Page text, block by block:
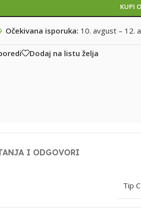
KUPI
Očekivana isporuka: 10. avgust – 12.
Dodaj na listu želja
I ODGOVORI
Tip C